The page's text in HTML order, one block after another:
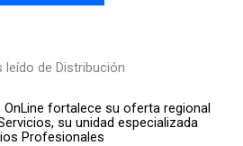
leído de Distribución
OnLine fortalece su oferta regional
su unidad especializada
Profesionales